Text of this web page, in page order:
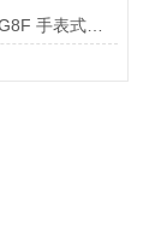
1SP88 手表式报警器1SG8F 手表式报警器